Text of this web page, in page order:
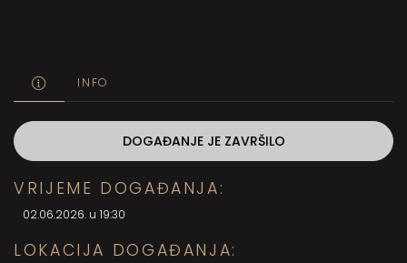
INFO
DOGAĐANJE JE ZAVRŠILO
VRIJEME DOGAĐANJA:
02.06.2026. u 19:30
LOKACIJA DOGAĐANJA: